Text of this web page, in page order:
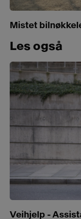
Mistet
Les også
Veihjelp -